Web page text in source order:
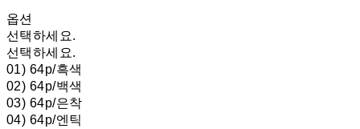
옵션
선택하세요.
선택하세요.
01) 64p/흑색
02) 64p/백색
03) 64p/은착
04) 64p/엔틱